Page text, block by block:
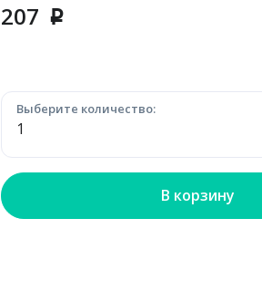
207 p
Выберите количество:
В корзину